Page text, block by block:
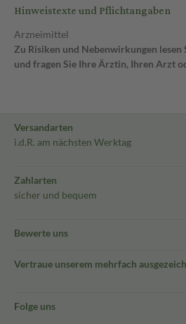
Hinweistexte und Pflichtangaben
Arzneimittel
Zu Risiken und Nebenwirkungen lesen
und fragen Sie Ihre Ärztin, Ihren Arzt
Versandarten
i.d.R. am nächsten Werktag
Zahlarten
sicher und bequem
Bewerte uns
Vertraue unserem mehrfach
Folge uns